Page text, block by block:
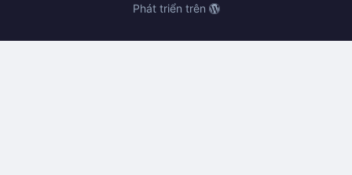
Phát triển trên